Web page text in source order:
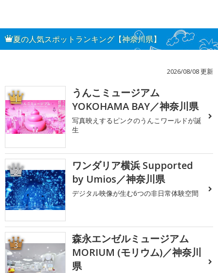
夏の人気スポットランキング【神奈川県】
2026/08/08 更新
1
うんこミュージアム
YOKOHAMA BAY／神奈川県
写真映えするピンクのうんこワールドが誕
生
2
ワンダリア横浜 Supported
by Umios／神奈川県
デジタル映像が生む6つの非日常体験空間
3
森永エンゼルミュージアム
MORIUM (モリウム)／神奈川
県